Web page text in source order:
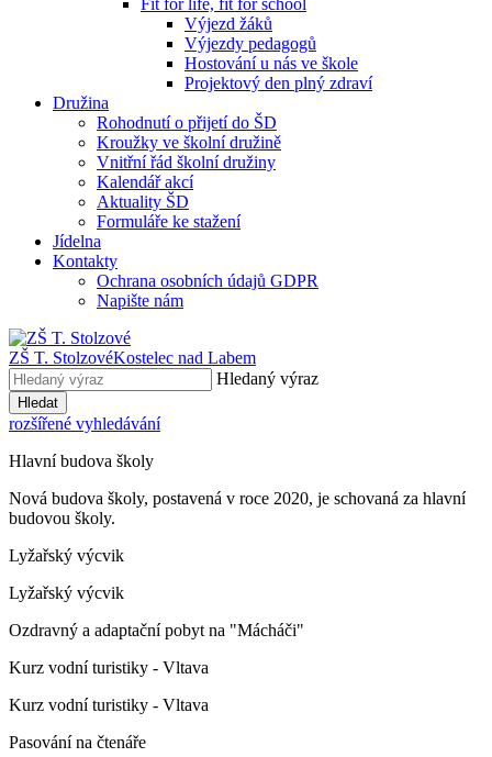
Fit for life, fit for school
Výjezd žáků
Výjezdy pedagogů
Hostování u nás ve škole
Projektový den plný zdraví
Družina
Rohodnutí o přijetí do ŠD
Kroužky ve školní družině
Vnitřní řád školní družiny
Kalendář akcí
Aktuality ŠD
Formuláře ke stažení
Jídelna
Kontakty
Ochrana osobních údajů GDPR
Napište nám
ZŠ T. StolzovéKostelec nad Labem
Hledaný výraz
Hledat
rozšířené vyhledávání
Hlavní budova školy
Nová budova školy, postavená v roce 2020, je schovaná za hlavní
budovou školy.
Lyžařský výcvik
Lyžařský výcvik
Ozdravný a adaptační pobyt na "Mácháči"
Kurz vodní turistiky - Vltava
Kurz vodní turistiky - Vltava
Pasování na čtenáře